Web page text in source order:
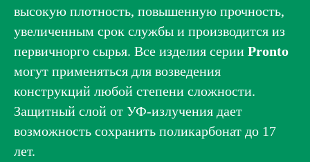
высокую плотность, повышенную прочность,
увеличенным срок службы и производится из
первичнорго сырья. Все изделия серии Pronto
могут применяться для возведения
конструкций любой степени сложности.
Защитный слой от УФ-излучения дает
возможность сохранить поликарбонат до 17
лет.